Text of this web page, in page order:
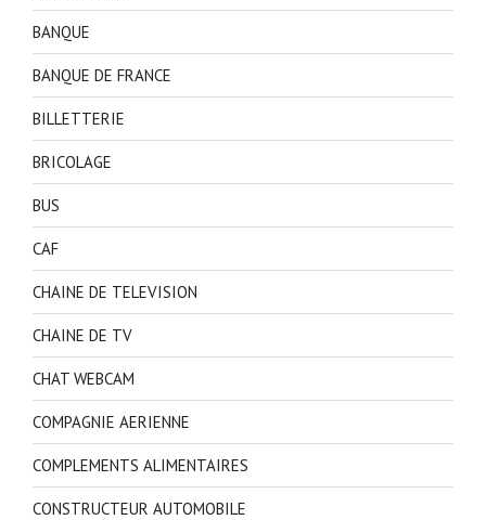
BANQUE
BANQUE DE FRANCE
BILLETTERIE
BRICOLAGE
BUS
CAF
CHAINE DE TELEVISION
CHAINE DE TV
CHAT WEBCAM
COMPAGNIE AERIENNE
COMPLEMENTS ALIMENTAIRES
CONSTRUCTEUR AUTOMOBILE